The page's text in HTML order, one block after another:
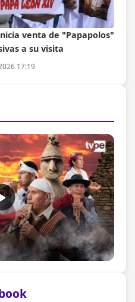
venta de "Papapolos"
a su visita
17:19